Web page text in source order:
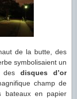
de la butte, des
symbolisaient un
des disques d’or
champ de
bateaux en papier